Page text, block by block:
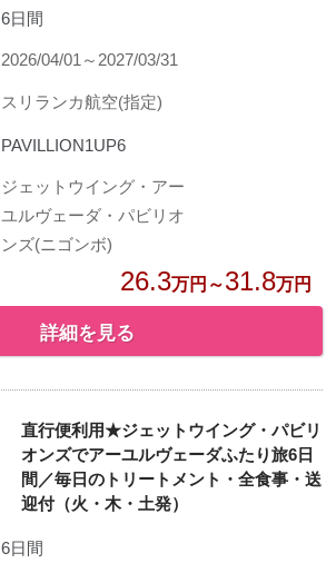
6日間
2026/04/01～2027/03/31
スリランカ航空(指定)
PAVILLION1UP6
ジェットウイング・アー
ユルヴェーダ・パビリオ
ンズ(ニゴンボ)
26.3万円～31.8万円
詳細を見る
直行便利用★ジェットウイング・パビリ
オンズでアーユルヴェーダふたり旅6日
間／毎日のトリートメント・全食事・送
迎付（火・木・土発）
6日間